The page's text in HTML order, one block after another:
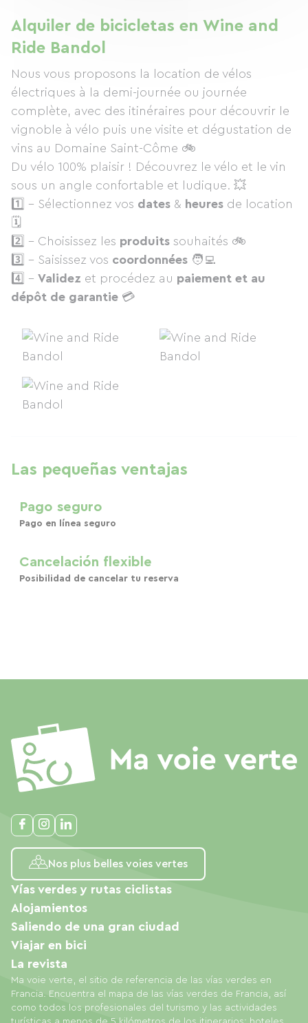
Alquiler de bicicletas en Wine and
Ride Bandol
Nous vous proposons la location de vélos
électriques à la demi-journée ou journée
complète, avec des itinéraires pour découvrir le
vignoble à vélo puis une visite et dégustation de
vins au Domaine Saint-Côme 🚲
Du vélo 100% plaisir ! Découvrez le vélo et le vin
sous un angle confortable et ludique. 💥
1️⃣ - Sélectionnez vos dates & heures de location
🗓
2️⃣ - Choisissez les produits souhaités 🚲
3️⃣ - Saisissez vos coordonnées 🧑‍💻
4️⃣ - Validez et procédez au paiement et au
dépôt de garantie 💳
Las pequeñas ventajas
Pago seguro
Pago en línea seguro
Cancelación flexible
Posibilidad de cancelar tu reserva
Nos plus belles voies vertes
Ma voie verte, el sitio de referencia de las vías verdes en
Francia. Encuentra el mapa de las vías verdes de Francia, así
como todos los profesionales del turismo y las actividades
Vías verdes y rutas ciclistas
Alojamientos
Saliendo de una gran ciudad
Viajar en bici
La revista